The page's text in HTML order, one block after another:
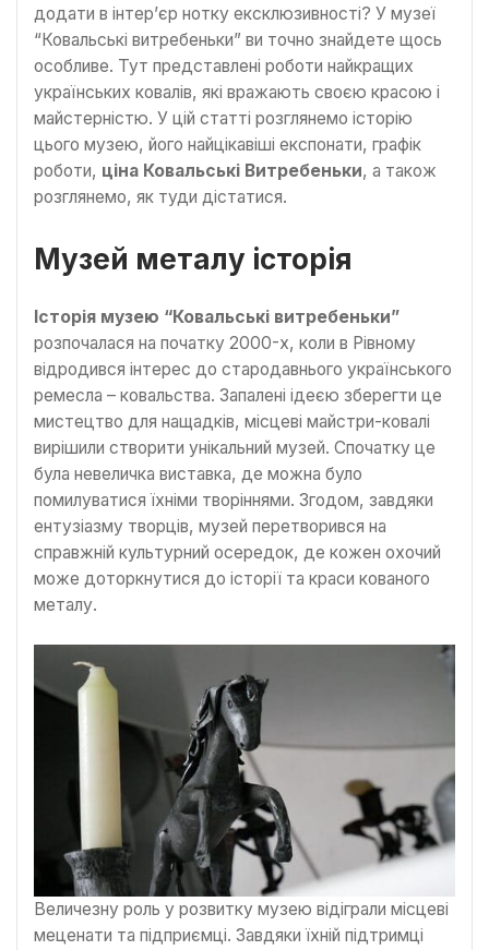
додати в інтер’єр нотку ексклюзивності? У музеї
“Ковальські витребеньки” ви точно знайдете щось
особливе. Тут представлені роботи найкращих
українських ковалів, які вражають своєю красою і
майстерністю. У цій статті розглянемо історію
цього музею, його найцікавіші експонати, графік
роботи, ціна Ковальські Витребеньки, а також
розглянемо, як туди дістатися.
Музей металу історія
Історія музею “Ковальські витребеньки”
розпочалася на початку 2000-х, коли в Рівному
відродився інтерес до стародавнього українського
ремесла – ковальства. Запалені ідеєю зберегти це
мистецтво для нащадків, місцеві майстри-ковалі
вирішили створити унікальний музей. Спочатку це
була невеличка виставка, де можна було
помилуватися їхніми творіннями. Згодом, завдяки
ентузіазму творців, музей перетворився на
справжній культурний осередок, де кожен охочий
може доторкнутися до історії та краси кованого
металу.
Величезну роль у розвитку музею відіграли місцеві
меценати та підприємці. Завдяки їхній підтримці